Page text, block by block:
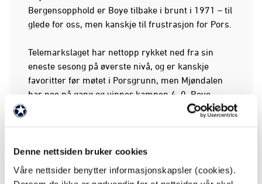
Denne nettsiden bruker cookies
Våre nettsider benytter informasjonskapsler (cookies).
Bergensopphold er Boye tilbake i brunt i 1971 – til
glede for oss, men kanskje til frustrasjon for Pors.
Telemarkslaget har nettopp rykket ned fra sin
eneste sesong på øverste nivå, og er kanskje
favoritter før møtet i Porsgrunn, men Mjøndalen
har noe på gang og vinner kampen 4–0. Boye
starter og avslutter showet, mens John Marvin og
«boltret seg som fisken i vannet mot tafatte
Porsgutter».